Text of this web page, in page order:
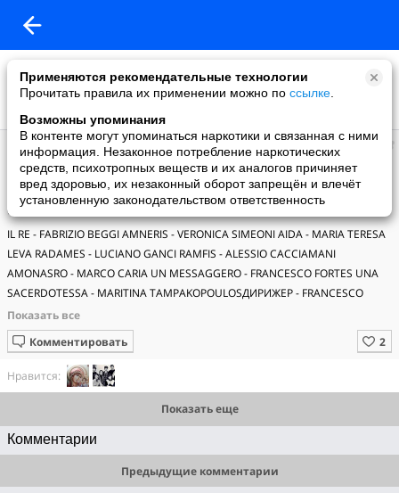
Применяются рекомендательные технологии
Прочитать правила их применении можно по ссылке
Возможны упоминания
В контенте могут упоминаться наркотики и связанная с ними
информация. Незаконное потребление наркотических
средств, психотропных веществ и их аналогов причиняет
вред здоровью, их незаконный оборот запрещён и влечёт
установленную законодательством ответственность
Виктор
добавил видео
14.08.2021
Дж. Верди. Аида/ Aida. Оперный фестиваль "Sferisterio". Мачерата
(12 августа 2021)
IL RE - FABRIZIO BEGGI AMNERIS - VERONICA SIMEONI AIDA - MARIA TERESA
LEVA RADAMES - LUCIANO GANCI RAMFIS - ALESSIO CACCIAMANI
AMONASRO - MARCO CARIA UN MESSAGGERO - FRANCESCO FORTES UNA
SACERDOTESSA - MARITINA TAMPAKOPOULOSДИРИЖЕР - FRANCESCO
LANZILLOTTA РЕЖИССЕР - VALENTINA CARRASCO
Комментировать
Нравится:
Показать еще
Комментарии
Предыдущие комментарии